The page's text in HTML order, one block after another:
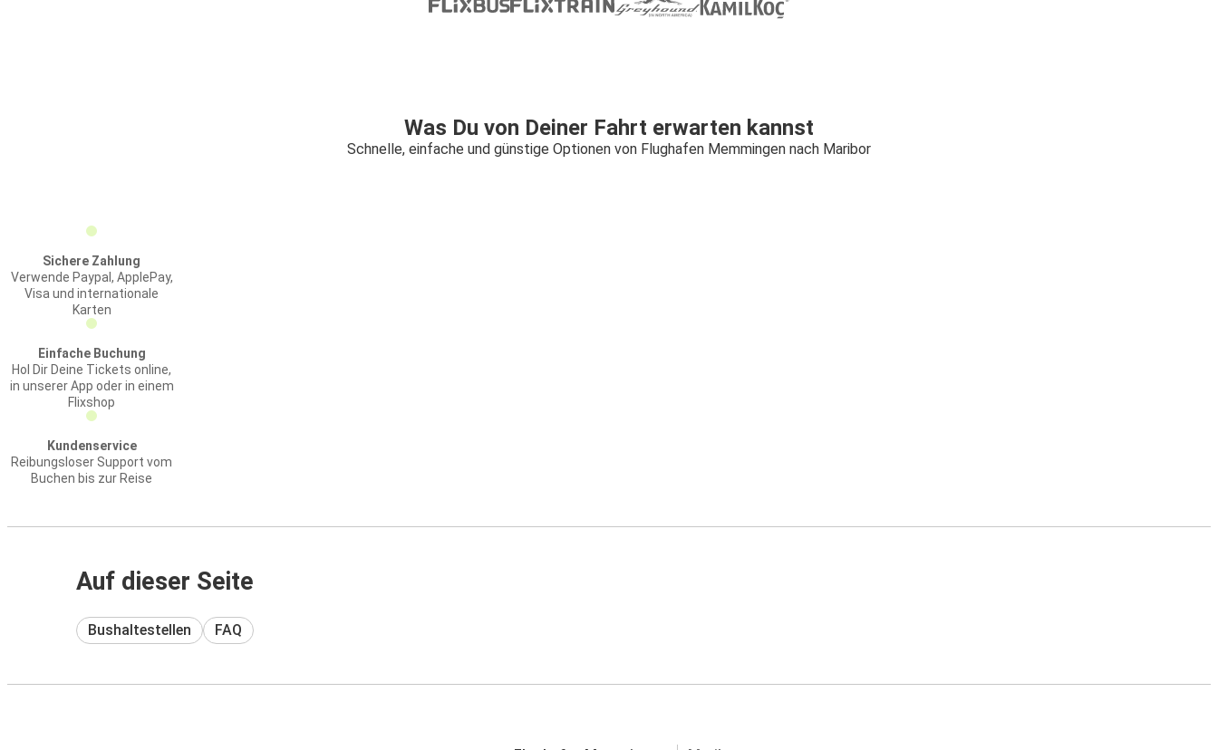
Was Du von Deiner Fahrt erwarten kannst
Schnelle, einfache und günstige Optionen von Flughafen Memmingen nach Maribor
Sichere Zahlung
Verwende Paypal, ApplePay,
Visa und internationale
Karten
Einfache Buchung
Hol Dir Deine Tickets online,
in unserer App oder in einem
Flixshop
Kundenservice
Reibungsloser Support vom
Buchen bis zur Reise
Auf dieser Seite
Bushaltestellen FAQ